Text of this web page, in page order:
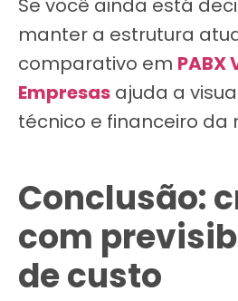
Se você ainda está
manter a estrutura
comparativo em PABX
Empresas ajuda a
técnico e financeiro da
Conclusão:
com
de custo